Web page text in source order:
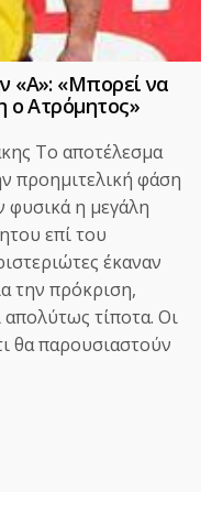
«Α»: «Μπορεί να
ο Ατρόμητος»
Το αποτέλεσμα
προημιτελική φάση
φυσικά η μεγάλη
επί του
έκαναν
την πρόκριση,
απολύτως τίποτα. Οι
θα παρουσιαστούν